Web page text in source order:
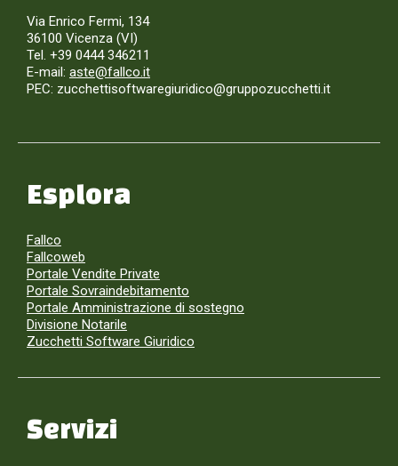
Via Enrico Fermi, 134
36100 Vicenza (VI)
Tel. +39 0444 346211
E-mail: aste@fallco.it
PEC: zucchettisoftwaregiuridico@gruppozucchetti.it
Esplora
Fallco
Fallcoweb
Portale Vendite Private
Portale Sovraindebitamento
Portale Amministrazione di sostegno
Divisione Notarile
Zucchetti Software Giuridico
Servizi